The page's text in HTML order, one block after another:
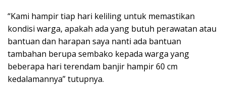
“Kami hampir tiap hari keliling untuk memastikan
kondisi warga, apakah ada yang butuh perawatan atau
bantuan dan harapan saya nanti ada bantuan
tambahan berupa sembako kepada warga yang
beberapa hari terendam banjir hampir 60 cm
kedalamannya” tutupnya.